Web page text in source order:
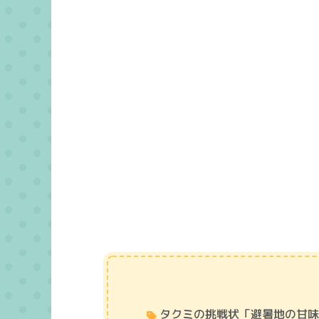
タクミの挑戦状「避暑地の甘味